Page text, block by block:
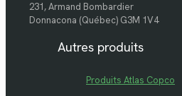
231, Armand Bombardier
Donnacona (Québec) G3M 1V4
Autres produits
Produits Atlas Copco